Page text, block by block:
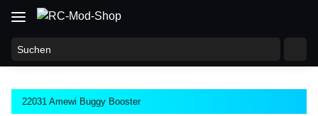
22031 Amewi Buggy Booster